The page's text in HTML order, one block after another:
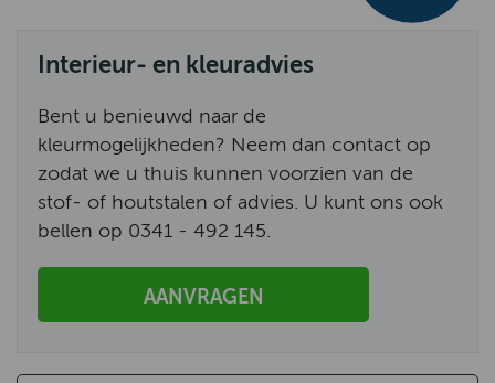
Interieur- en kleuradvies
Bent u benieuwd naar de
kleurmogelijkheden? Neem dan contact op
zodat we u thuis kunnen voorzien van de
stof- of houtstalen of advies. U kunt ons ook
bellen op 0341 - 492 145.
AANVRAGEN